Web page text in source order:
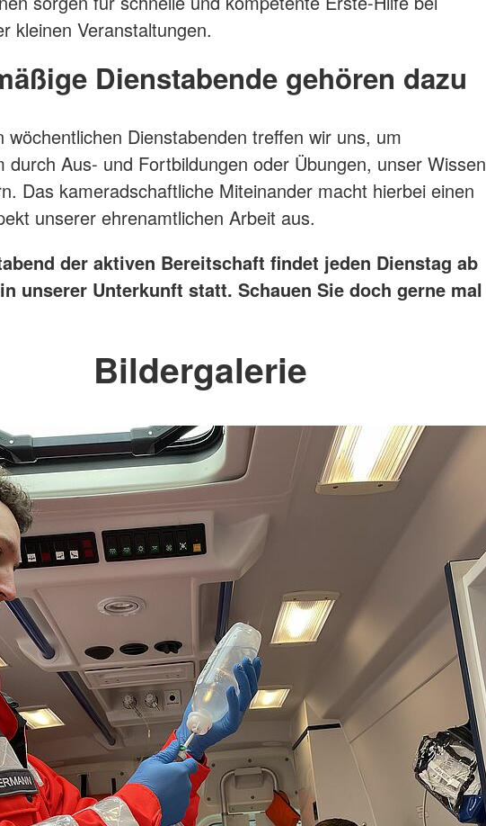
kleinen Veranstaltungen.
Dienstabende gehören dazu
wöchentlichen Dienstabenden treffen wir uns, um
durch Aus- und Fortbildungen oder Übungen, unser Wissen
Das kameradschaftliche Miteinander macht hierbei einen
unserer ehrenamtlichen Arbeit aus.
der aktiven Bereitschaft findet jeden Dienstag ab
unserer Unterkunft statt. Schauen Sie doch gerne mal
Bildergalerie